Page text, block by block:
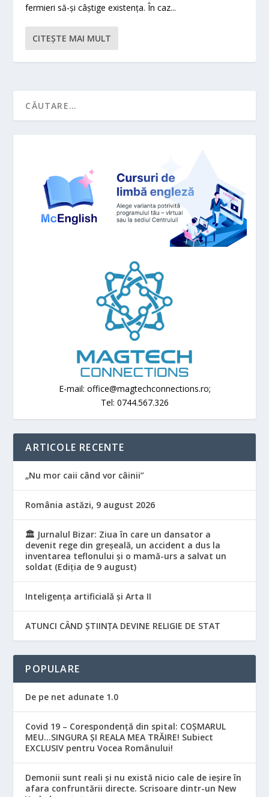
fermieri să-și câștige existența. În caz...
CITEŞTE MAI MULT
E-mail: office@magtechconnections.ro;
Tel: 0744.567.326
ARTICOLE RECENTE
„Nu mor caii când vor câinii”
România astăzi, 9 august 2026
🏛️ Jurnalul Bizar: Ziua în care un dansator a
devenit rege din greșeală, un accident a dus la
inventarea teflonului și o mamă-urs a salvat un
soldat (Ediția de 9 august)
Inteligența artificială și Arta II
ATUNCI CÂND ȘTIINȚA DEVINE RELIGIE DE STAT
POPULARE
De pe net adunate 1.0
Covid 19 – Corespondență din spital: COȘMARUL
MEU…SINGURA ȘI REALA MEA TRĂIRE! Subiect
EXCLUSIV pentru Vocea Românului!
Demonii sunt reali și nu există nicio cale de ieșire în
afara confruntării directe. Scrisoare dintr-un New